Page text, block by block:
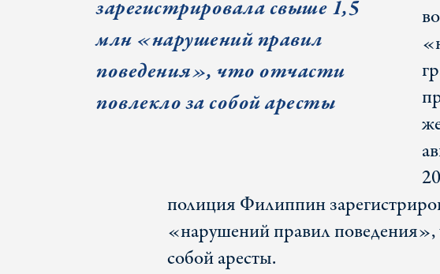
зарегистрировала свыше 1,5
млн «нарушений правил
поведения», что отчасти
повлекло за собой аресты
полиция Филиппин
«нарушений правил поведения»,
собой аресты.